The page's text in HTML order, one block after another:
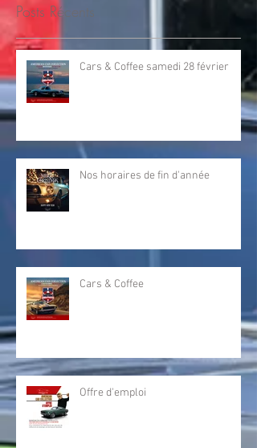
Posts Récents
Cars & Coffee samedi 28 février
Nos horaires de fin d'année
Cars & Coffee
Offre d'emploi